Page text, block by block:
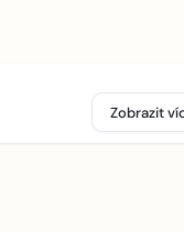
Zobrazit